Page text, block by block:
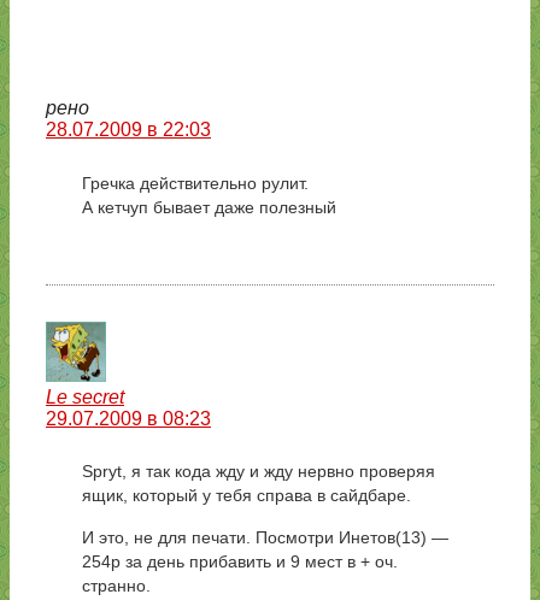
рено
28.07.2009 в 22:03
Гречка действительно рулит.
А кетчуп бывает даже полезный
Le secret
29.07.2009 в 08:23
Spryt, я так кода жду и жду нервно проверяя
ящик, который у тебя справа в сайдбаре.
И это, не для печати. Посмотри Инетов(13) —
254р за день прибавить и 9 мест в + оч.
странно.